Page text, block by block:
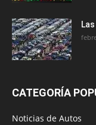
CATEGORÍA
Noticias de Autos